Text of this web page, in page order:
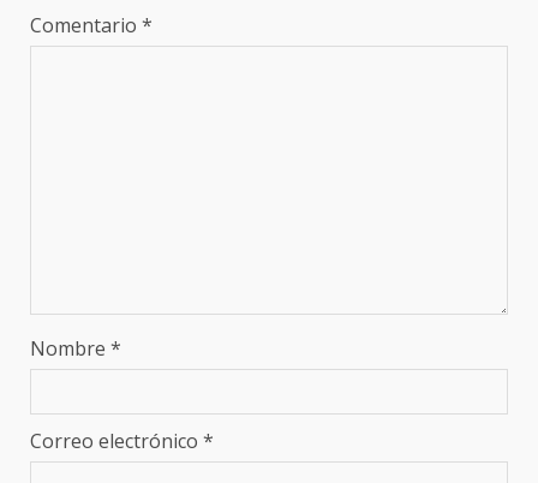
Comentario *
Nombre *
Correo electrónico *